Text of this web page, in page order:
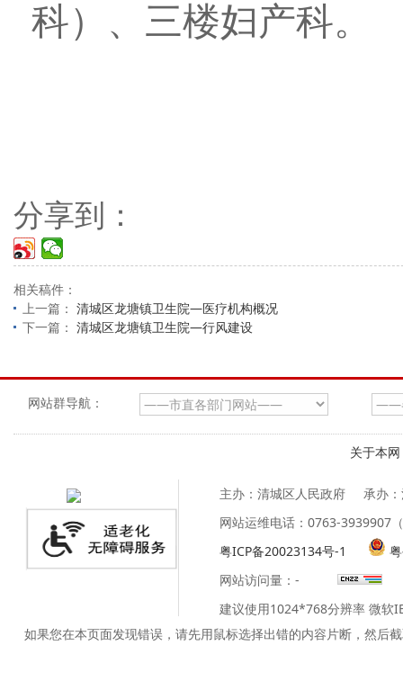
科）、三楼妇产科。
分享到：
相关稿件：
上一篇： 清城区龙塘镇卫生院—医疗机构概况
下一篇： 清城区龙塘镇卫生院—行风建设
网站群导航：
关于本网
主办：清城区人民政府
承办
网站运维电话：0763-3939907
粤ICP备20023134号-1
网站访问量： -
建议使用1024*768分辨率 微软
如果您在本页面发现错误，请先用鼠标选择出错的内容片断，然后